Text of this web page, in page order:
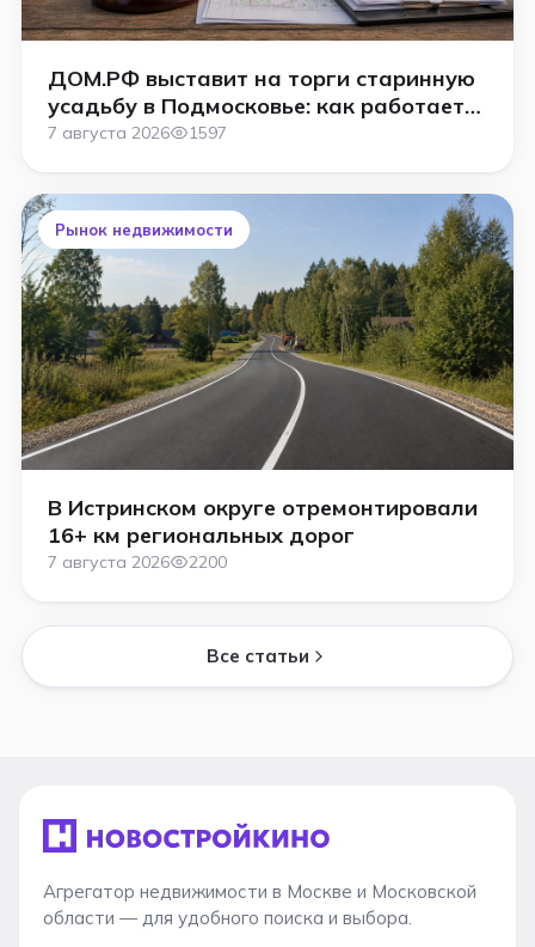
ДОМ.РФ выставит на торги старинную
усадьбу в Подмосковье: как работает
аукцион
7 августа 2026 1597
Рынок недвижимости
В Истринском округе отремонтировали
16+ км региональных дорог
7 августа 2026 2200
Все статьи
Агрегатор недвижимости в Москве и Московской
области — для удобного поиска и выбора.